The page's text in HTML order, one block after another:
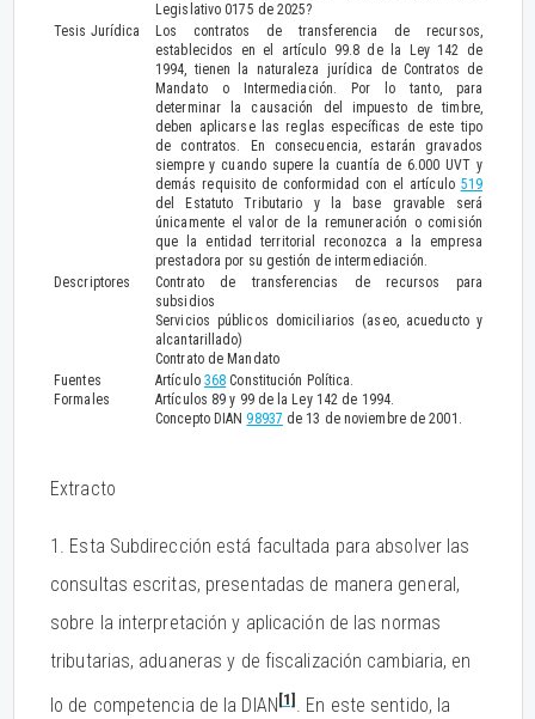
Legislativo 0175 de 2025?
Tesis Jurídica
Los contratos de transferencia de recursos,
establecidos en el artículo 99.8 de la Ley 142 de
1994, tienen la naturaleza jurídica de Contratos de
Mandato o Intermediación. Por lo tanto, para
determinar la causación del impuesto de timbre,
deben aplicarse las reglas específicas de este tipo
de contratos. En consecuencia, estarán gravados
siempre y cuando supere la cuantía de 6.000 UVT y
demás requisito de conformidad con el artículo 519
del Estatuto Tributario y la base gravable será
únicamente el valor de la remuneración o comisión
que la entidad territorial reconozca a la empresa
prestadora por su gestión de intermediación.
Descriptores
Contrato de transferencias de recursos para
subsidios
Servicios públicos domiciliarios (aseo, acueducto y
alcantarillado)
Contrato de Mandato
Fuentes
Formales
Artículo 368 Constitución Política.
Artículos 89 y 99 de la Ley 142 de 1994.
Concepto DIAN 98937 de 13 de noviembre de 2001.
Extracto
1. Esta Subdirección está facultada para absolver las
consultas escritas, presentadas de manera general,
sobre la interpretación y aplicación de las normas
tributarias, aduaneras y de fiscalización cambiaria, en
lo de competencia de la DIAN [1] . En este sentido, la